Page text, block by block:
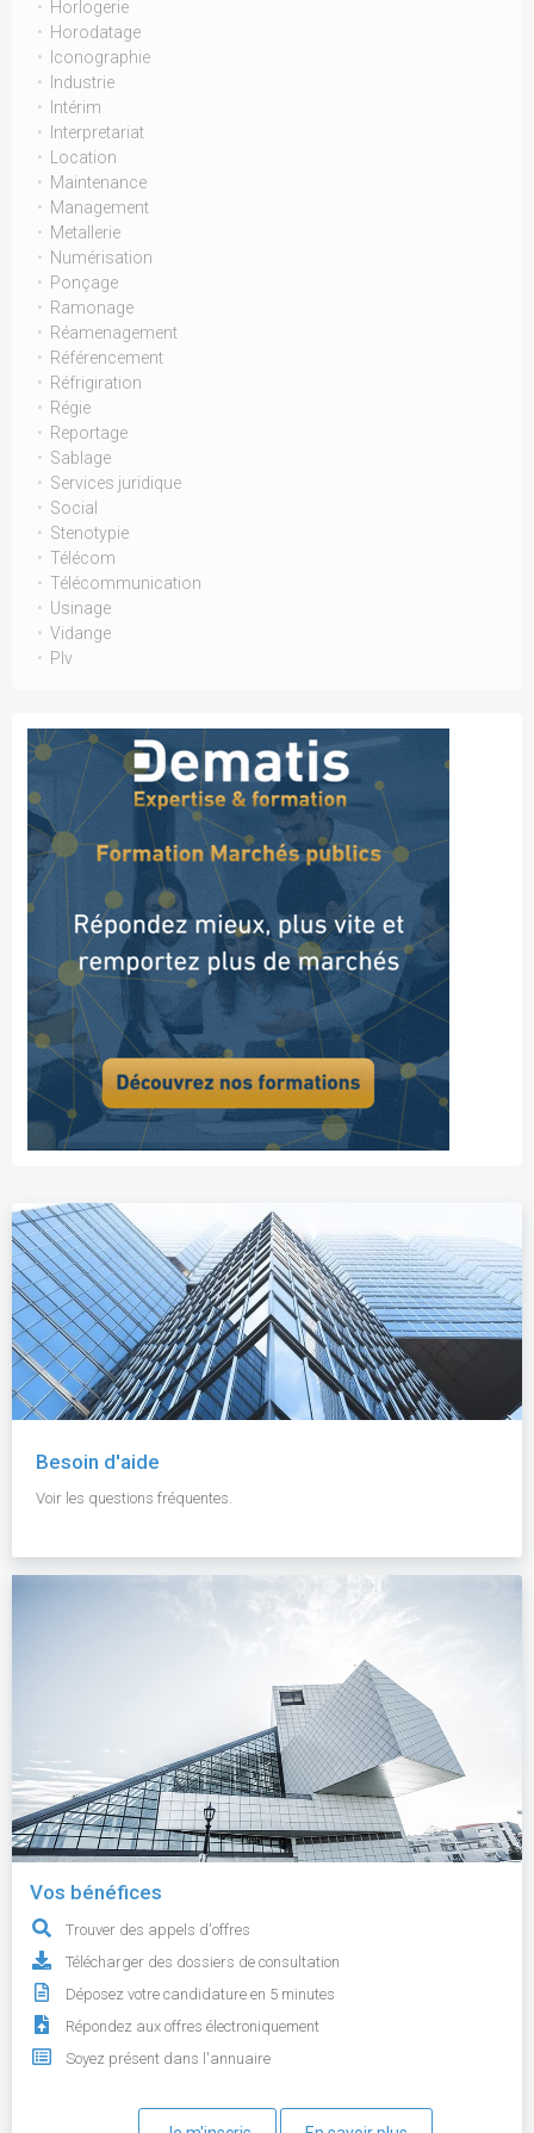
Horlogerie
Horodatage
Iconographie
Industrie
Intérim
Interpretariat
Location
Maintenance
Management
Metallerie
Numérisation
Ponçage
Ramonage
Réamenagement
Référencement
Réfrigiration
Régie
Reportage
Sablage
Services juridique
Social
Stenotypie
Télécom
Télécommunication
Usinage
Vidange
Plv
Besoin d'aide
Voir les questions fréquentes.
Vos bénéfices
Trouver des appels d'offres
Télécharger des dossiers de consultation
Déposez votre candidature en 5 minutes
Répondez aux offres électroniquement
Soyez présent dans l'annuaire